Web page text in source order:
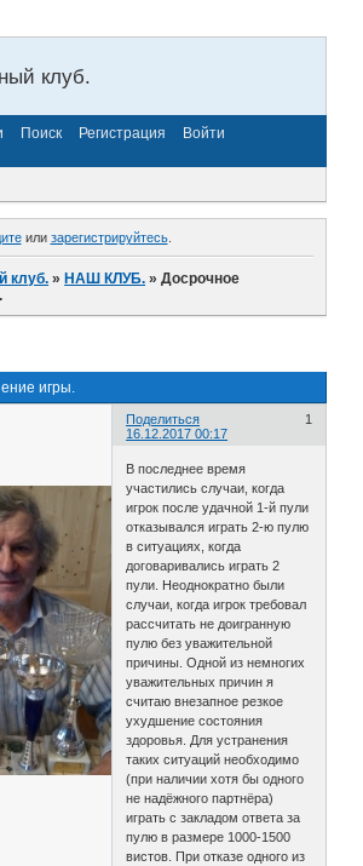
клуб.
Поиск Регистрация
Войти
или зарегистрируйтесь.
клуб. »НАШ КЛУБ. »Досрочное
игры.
Поделиться
1
16.12.2017 00:17
В последнее время
участились случаи, когда
игрок после удачной 1-й пули
отказывался играть 2-ю пулю
в ситуациях, когда
договаривались играть 2
пули. Неоднократно были
случаи, когда игрок требовал
рассчитать не доигранную
пулю без уважительной
причины. Одной из немногих
уважительных причин я
считаю внезапное резкое
ухудшение состояния
здоровья. Для устранения
таких ситуаций необходимо
(при наличии хотя бы одного
не надёжного партнёра)
играть с закладом ответа за
пулю в размере 1000-1500
вистов. При отказе одного из